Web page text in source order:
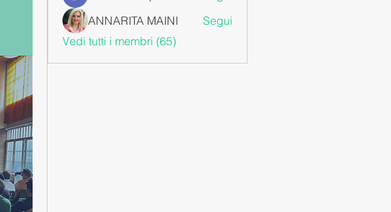
ANNARITA MAINI
Segui
Vedi tutti i membri (65)